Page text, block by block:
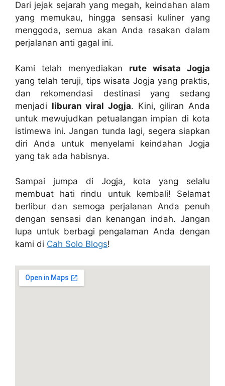
Dari jejak sejarah yang megah, keindahan alam
yang memukau, hingga sensasi kuliner yang
menggoda, semua akan Anda rasakan dalam
perjalanan anti gagal ini.
Kami telah menyediakan rute wisata Jogja
yang telah teruji, tips wisata Jogja yang praktis,
dan rekomendasi destinasi yang sedang
menjadi liburan viral Jogja. Kini, giliran Anda
untuk mewujudkan petualangan impian di kota
istimewa ini. Jangan tunda lagi, segera siapkan
diri Anda untuk menyelami keindahan Jogja
yang tak ada habisnya.
Sampai jumpa di Jogja, kota yang selalu
membuat hati rindu untuk kembali! Selamat
berlibur dan semoga perjalanan Anda penuh
dengan sensasi dan kenangan indah. Jangan
lupa untuk berbagi pengalaman Anda dengan
kami di Cah Solo Blogs!